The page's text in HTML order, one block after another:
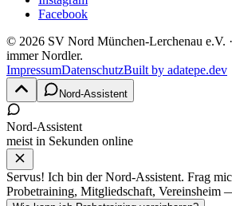
Facebook
© 2026 SV Nord München-Lerchenau e.V.
immer Nordler.
ImpressumDatenschutzBuilt by adatepe.dev
Nord-Assistent
Nord-Assistent
meist in Sekunden online
Servus! Ich bin der Nord-Assistent. Frag
Probetraining, Mitgliedschaft, Vereinsheim